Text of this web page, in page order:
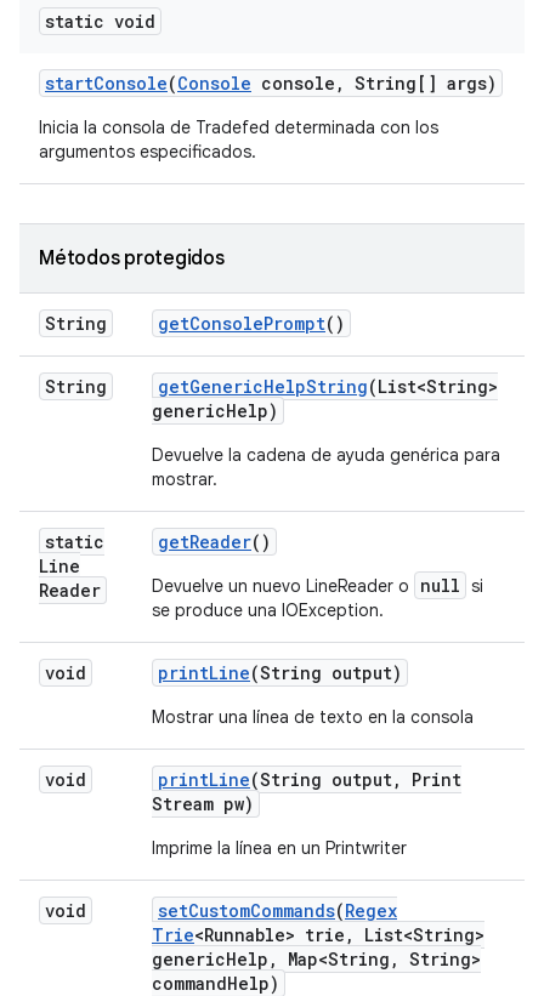
static void
startConsole(Console console , String[] args)
Inicia la consola de Tradefed determinada con los
argumentos especificados.
Métodos protegidos
String getConsolePrompt()
String getGenericHelpString(List<String>
genericHelp)
Devuelve la cadena de ayuda genérica para
mostrar.
static
Line
Reader
getReader()
Devuelve un nuevo LineReader o null si
se produce una IOException.
void printLine(String output)
Mostrar una línea de texto en la consola
void printLine(String output,
Print
Stream pw)
Imprime la línea en un Printwriter
void setCustomCommands(Regex
Trie<Runnable> trie ,
List<String>
genericHelp , Map<String , String>
commandHelp)